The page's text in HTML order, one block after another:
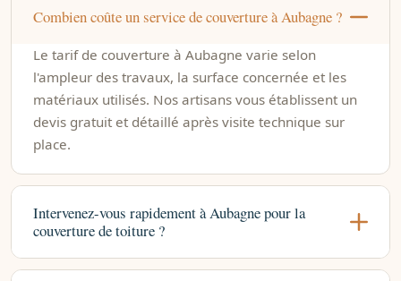
Combien coûte un service de couverture à Aubagne ?
Le tarif de couverture à Aubagne varie selon
l'ampleur des travaux, la surface concernée et les
matériaux utilisés. Nos artisans vous établissent un
devis gratuit et détaillé après visite technique sur
place.
Intervenez-vous rapidement à Aubagne pour la
couverture de toiture ?